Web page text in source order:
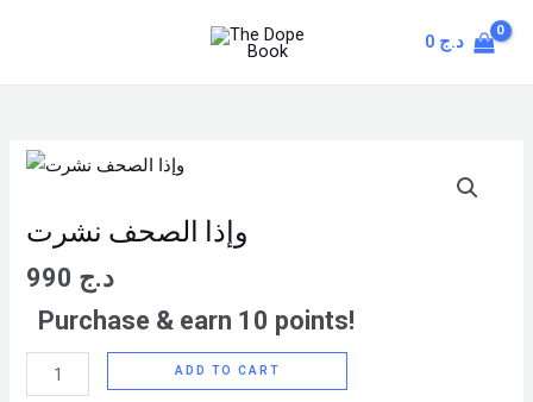
د.ج
وإذا الصحف نشرت
د.ج
Purchase & earn 10 points!
وإذا
نشرت
ADD TO CART